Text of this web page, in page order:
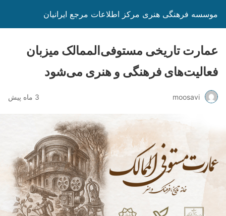
موسسه فرهنگی هنری مرکز اطلاعات مرجع ایرانیان
عمارت تاریخی مستوفی‌الممالک میزبان
فعالیت‌های فرهنگی و هنری می‌شود
moosavi 3 ماه پیش